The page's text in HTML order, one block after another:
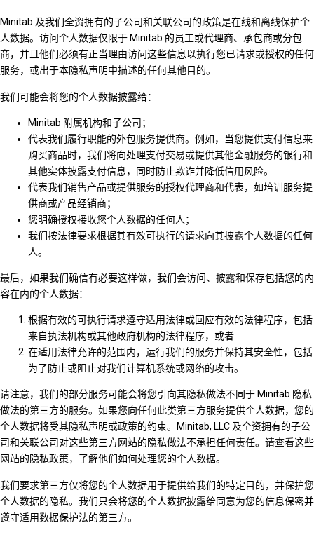
Minitab 及我们全资拥有的子公司和关联公司的政策是在线和离线保护个
人数据。访问个人数据仅限于 Minitab 的员工或代理商、承包商或分包
商，并且他们必须有正当理由访问这些信息以执行您已请求或授权的任何
服务，或出于本隐私声明中描述的任何其他目的。
我们可能会将您的个人数据披露给：
Minitab 附属机构和子公司；
代表我们履行职能的外包服务提供商。例如，当您提供支付信息来
购买商品时，我们将向处理支付交易或提供其他金融服务的银行和
其他实体披露支付信息，同时防止欺诈并降低信用风险。
代表我们销售产品或提供服务的授权代理商和代表，如培训服务提
供商或产品经销商；
您明确授权接收您个人数据的任何人；
我们按法律要求根据其有效可执行的请求向其披露个人数据的任何
人。
最后，如果我们确信有必要这样做，我们会访问、披露和保存包括您的内
容在内的个人数据：
根据有效的可执行请求遵守适用法律或回应有效的法律程序，包括
来自执法机构或其他政府机构的法律程序，或者
在适用法律允许的范围内，运行我们的服务并保持其安全性，包括
为了防止或阻止对我们计算机系统或网络的攻击。
请注意，我们的部分服务可能会将您引向其隐私做法不同于 Minitab 隐私
做法的第三方的服务。如果您向任何此类第三方服务提供个人数据，您的
个人数据将受其隐私声明或政策的约束。Minitab, LLC 及全资拥有的子公
司和关联公司对这些第三方网站的隐私做法不承担任何责任。请查看这些
网站的隐私政策，了解他们如何处理您的个人数据。
我们要求第三方仅将您的个人数据用于提供给我们的特定目的，并保护您
个人数据的隐私。我们只会将您的个人数据披露给同意为您的信息保密并
遵守适用数据保护法的第三方。